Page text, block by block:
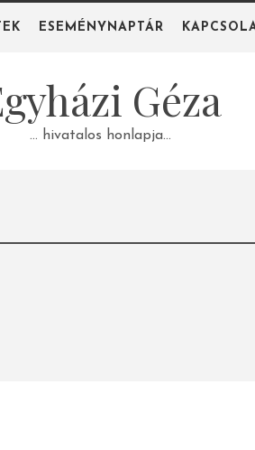
ESEMÉNYNAPTÁR
Géza
… hivatalos honlapja…